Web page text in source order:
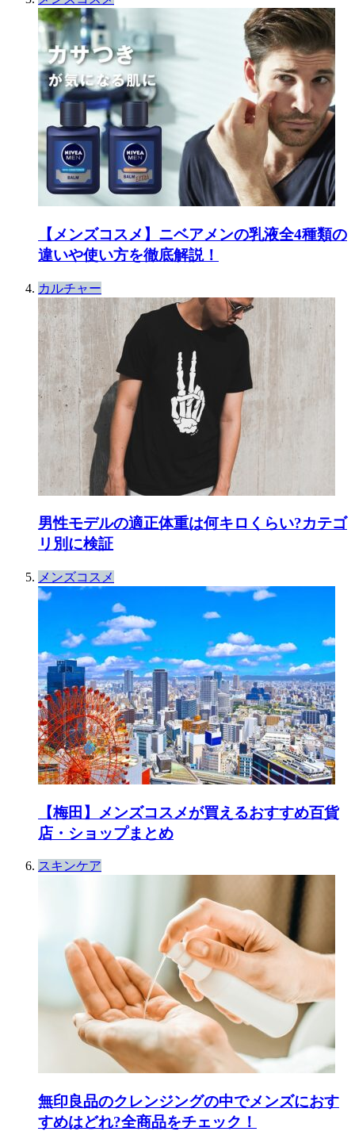
【メンズコスメ】ニベアメンの乳液全4種類の
違いや使い方を徹底解説！
カルチャー
男性モデルの適正体重は何キロくらい?カテゴ
リ別に検証
メンズコスメ
【梅田】メンズコスメが買えるおすすめ百貨
店・ショップまとめ
スキンケア
無印良品のクレンジングの中でメンズにおす
すめはどれ?全商品をチェック！